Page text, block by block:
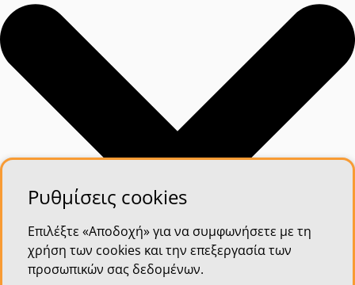
Ρυθμίσεις cookies
Επιλέξτε «Αποδοχή» για να συμφωνήσετε με τη
χρήση των cookies και την επεξεργασία των
προσωπικών σας δεδομένων.